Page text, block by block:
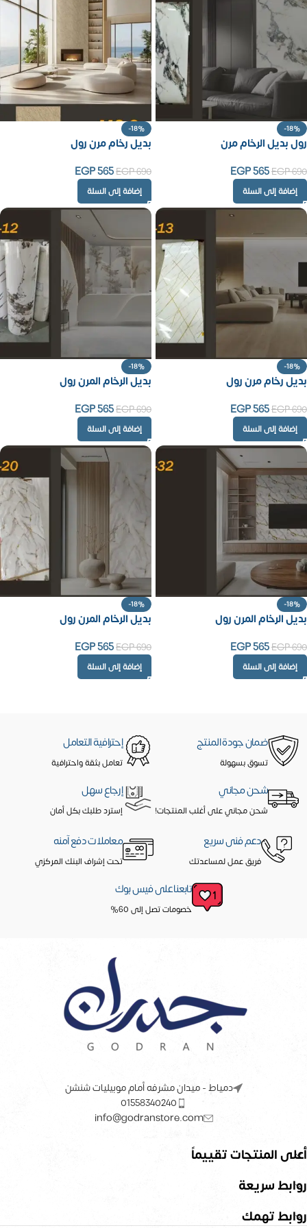
-18%
رول بديل الرخام مرن
EGP690
EGP565
إضافة إلى السلة
-18%
بديل رخام مرن رول
EGP690
EGP565
إضافة إلى السلة
-18%
بديل رخام مرن رول
EGP690
EGP565
إضافة إلى السلة
-18%
بديل الرخام المرن رول
EGP690
EGP565
إضافة إلى السلة
-18%
بديل الرخام المرن رول
EGP690
EGP565
إضافة إلى السلة
-18%
بديل الرخام المرن رول
EGP690
EGP565
إضافة إلى السلة
ضمان جودة المنتج
تسوق بسهولة
إحترافية التعامل
تعامل بثقة واحترافية
شحن مجاني
شحن مجاني على أغلب المنتجات!
إرجاع سهل
إسترد طلبك بكل أمان
دعم فنى سريع
فريق عمل لمساعدتك
معاملات دفع آمنه
تحت إشراف البنك المركزي
تابعنا على فيس بوك
خصومات تصل إلى 60%
دمياط - ميدان مشرفه أمام موبيليات شنشن
01558340240
info@godranstore.com
أعلى المنتجات تقييماً
روابط سريعة
روابط تهمك